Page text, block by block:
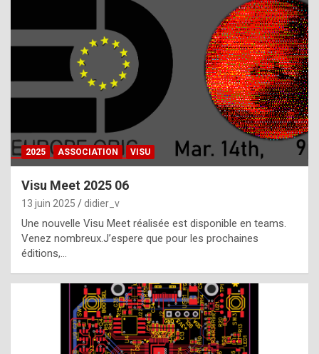
h
a
t
t
e
b
e
s
2025 ASSOCIATION VISU
Visu Meet 2025 06
13 juin 2025 didier_v
Une nouvelle Visu Meet réalisée est disponible en teams.
Venez nombreux.J’espere que pour les prochaines
éditions,…